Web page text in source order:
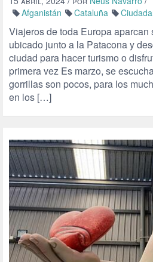
Afganistán
Cataluña
Viajeros de toda Europa
ubicado junto a la Patacona y
ciudad para hacer turismo o
primera vez Es marzo, se
gorrillas son pocos, para los
en los […]